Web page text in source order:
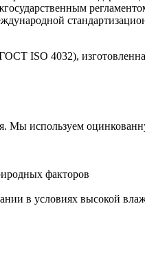
ISO 4032),
Мы используем
факторов
в условиях высокой